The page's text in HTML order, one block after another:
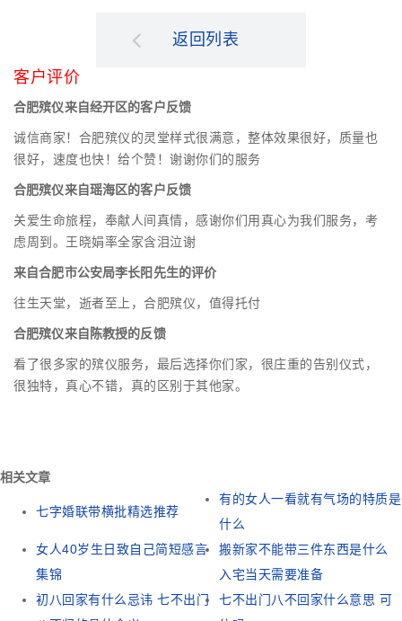
返回列表
客户评价
合肥殡仪来自经开区的客户反馈
诚信商家！合肥殡仪的灵堂样式很满意，整体效果很好，质量也
很好，速度也快！给个赞！谢谢你们的服务
合肥殡仪来自瑶海区的客户反馈
关爱生命旅程，奉献人间真情，感谢你们用真心为我们服务，考
虑周到。王晓娟率全家含泪泣谢
来自合肥市公安局李长阳先生的评价
往生天堂，逝者至上，合肥殡仪，值得托付
合肥殡仪来自陈教授的反馈
看了很多家的殡仪服务，最后选择你们家，很庄重的告别仪式，
很独特，真心不错，真的区别于其他家。
相关文章
七字婚联带横批精选推荐
有的女人一看就有气场的特质是
什么
女人40岁生日致自己简短感言
集锦
搬新家不能带三件东西是什么
入宅当天需要准备
初八回家有什么忌讳 七不出门
七不出门八不回家什么意思 可